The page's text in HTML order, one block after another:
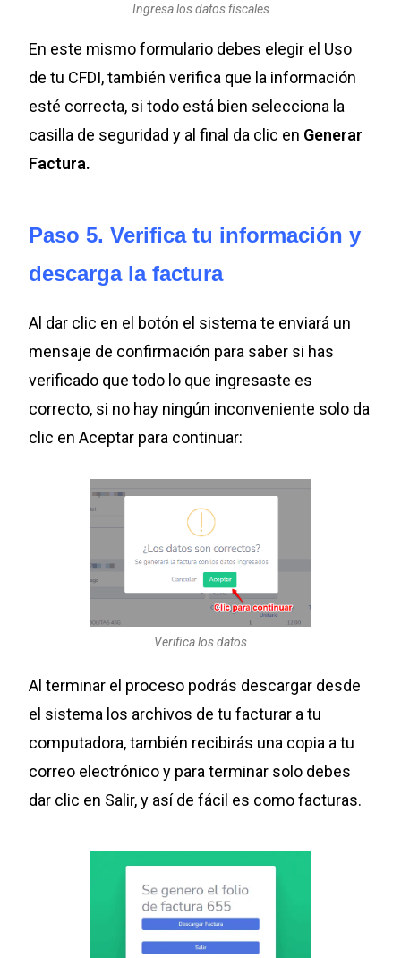
Ingresa los datos fiscales
En este mismo formulario debes elegir el Uso
de tu CFDI, también verifica que la información
esté correcta, si todo está bien selecciona la
casilla de seguridad y al final da clic en Generar
Factura.
Paso 5. Verifica tu información y
descarga la factura
Al dar clic en el botón el sistema te enviará un
mensaje de confirmación para saber si has
verificado que todo lo que ingresaste es
correcto, si no hay ningún inconveniente solo da
clic en Aceptar para continuar:
Verifica los datos
Al terminar el proceso podrás descargar desde
el sistema los archivos de tu facturar a tu
computadora, también recibirás una copia a tu
correo electrónico y para terminar solo debes
dar clic en Salir, y así de fácil es como facturas.